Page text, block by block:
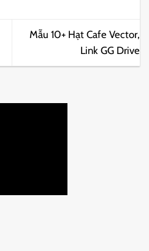
Mẫu 10+ Hạt Cafe Vector,
Link GG Drive